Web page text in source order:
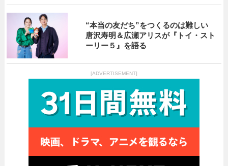
“本当の友だち”をつくるのは難しい
唐沢寿明＆広瀬アリスが『トイ・スト
ーリー５』を語る
[ADVERTISEMENT]